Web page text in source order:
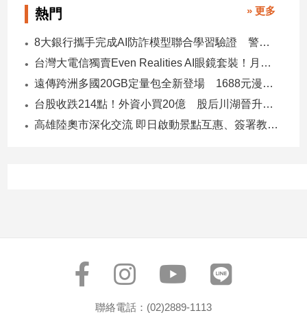
物
Pet
影
音
專
熱門 » 更多
8大銀行攜手完成AI防詐模型聯合學習驗證 警示帳戶準確度提升2倍
台灣大電信獨賣Even Realities AI眼鏡套裝！月付1399元 專案價3990
遠傳跨洲多國20GB定量包全新登場 1688元漫遊逾百國家！
台股收跌214點！外資小買20億 股后川湖晉升萬金股
高雄陸奧市深化交流 即日啟動景點互惠、簽署教育合作MOU
聯絡電話：(02)2889-1113